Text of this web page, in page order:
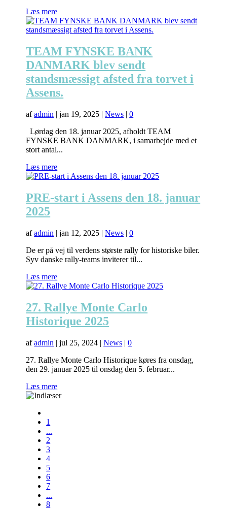
Læs mere
TEAM FYNSKE BANK
DANMARK blev sendt
standsmæssigt afsted fra torvet i
Assens.
afadmin |jan 19, 2025 |News |0
Lørdag den 18. januar 2025, afholdt TEAM
FYNSKE BANK DANMARK, i samarbejde med et
stort antal...
Læs mere
PRE-start i Assens den 18. januar
2025
afadmin |jan 12, 2025 |News |0
De er på vej til verdens største rally for historiske biler.
Syv danske rally-teams inviterer til...
Læs mere
27. Rallye Monte Carlo
Historique 2025
afadmin |jul 25, 2024 |News |0
27. Rallye Monte Carlo Historique køres fra onsdag,
den 29. januar 2025 til onsdag den 5. februar...
Læs mere
1
...
2
3
4
5
6
7
...
8